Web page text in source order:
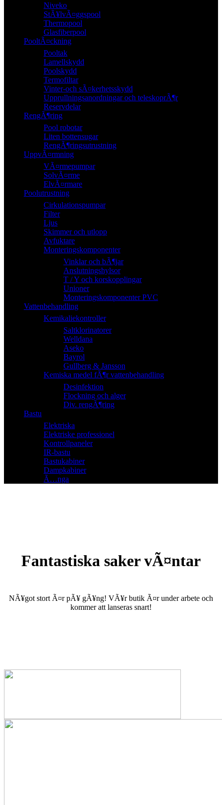
Niveko
StÃ¥lvÃ¤ggspool
Thermopool
Glasfiberpool
PooltÃ¤ckning
Pooltak
Lamellskydd
Poolskydd
Termofiltar
Vinter-och sÃ¤kerhetsskydd
Upprullningsanordningar och teleskoprÃ¶r
Reservdelar
RengÃ¶ring
Pool robotar
Liten bottensugar
RengÃ¶ringsutrustning
UppvÃ¤rmning
VÃ¤rmepumpar
SolvÃ¤rme
ElvÃ¤rmare
Poolutrustning
Cirkulationspumpar
Filter
Ljus
Skimmer och utlopp
Avfuktare
Monteringskomponenter
Vinklar och bÃ¶jar
Anslutningshylsor
T / Y och korskopplingar
Unioner
Monteringskomponenter PVC
Vattenbehandling
Kemikaliekontroller
Saltklorinatorer
Welldana
Aseko
Bayrol
Gullberg & Jansson
Kemiska medel fÃ¶r vattenbehandling
Desinfektion
Flockning och alger
Div. rengÃ¶ring
Bastu
Elektriska
Elektriske professionel
Kontrollpaneler
IR-bastu
Bastukabiner
Dampkabiner
Ã…nga
Fantastiska saker vÃ¤ntar
NÃ¥got stort Ã¤r pÃ¥ gÃ¥ng! VÃ¥r butik Ã¤r under arbete och
kommer att lanseras snart!